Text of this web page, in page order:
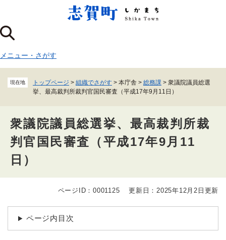
ジ
の
頭
で
メニューを飛ばして本文へ
メニュー ・ さがす
現在地 トップページ > 組織でさがす > 本庁舎 > 総務課 > 衆議院議員総選
挙、最高裁判所裁判官国民審査（平成17年9月11日）
衆議院議員総選挙、最高裁判所裁
判官国民審査（平成17年9月11
日）
文
ページID：0001125 更新日：2025年12月2日更新
ページ内目次